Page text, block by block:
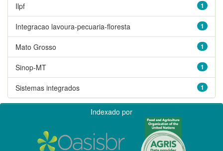
1
Ilpf
1
Integracao lavoura-pecuaria-floresta
1
Mato Grosso
1
Sinop-MT
1
Sistemas integrados
Indexado por